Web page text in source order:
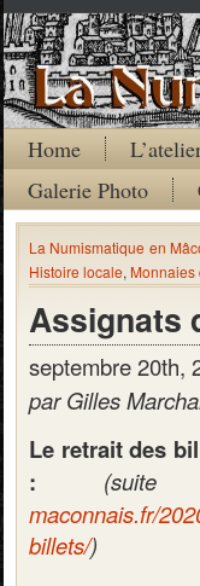
Home
Galerie Photo
La Numismatique en
Histoire locale, Monnaies
Assignats
septembre 20th,
par Gilles
Le retrait des
:
maconnais.fr/
billets/)